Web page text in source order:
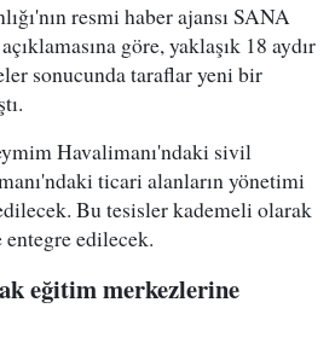
resmi haber ajansı SANA
göre, yaklaşık 18 aydır
sonucunda taraflar yeni bir
Havalimanı'ndaki sivil
ticari alanların yönetimi
Bu tesisler kademeli olarak
edilecek.
eğitim merkezlerine